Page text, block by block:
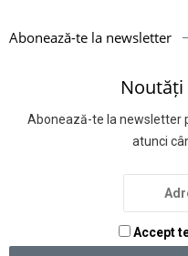
Abonează-te la newsletter
Noutăți
Abonează-te la newsletter
atunci
Accept